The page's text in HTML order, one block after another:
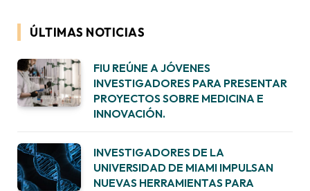
ÚLTIMAS NOTICIAS
FIU REÚNE A JÓVENES
INVESTIGADORES PARA PRESENTAR
PROYECTOS SOBRE MEDICINA E
INNOVACIÓN.
INVESTIGADORES DE LA
UNIVERSIDAD DE MIAMI IMPULSAN
NUEVAS HERRAMIENTAS PARA